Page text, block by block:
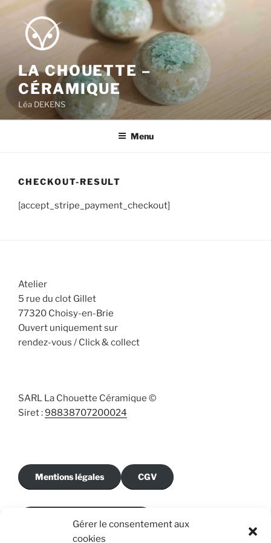
Gérer le consentement aux
cookies
Aller
contenu
principal
LA CHOUETTE –
CÉRAMIQUE
Léa DEKENS
Menu
CHECKOUT-RESULT
[accept_stripe_payment_checkout]
Atelier
5 rue du clot Gillet
77320 Choisy-en-Brie
Ouvert uniquement sur
rendez-vous / Click & collect
SARL La Chouette Céramique ©
Siret :98838707200024
Mentions légales CGV
Politique de cookies (UE)